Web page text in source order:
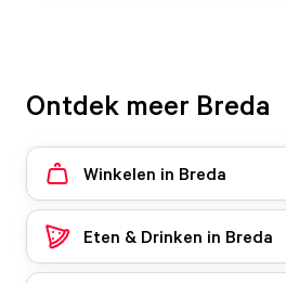
Ontdek meer Breda
Winkelen in Breda
Eten & Drinken in Breda